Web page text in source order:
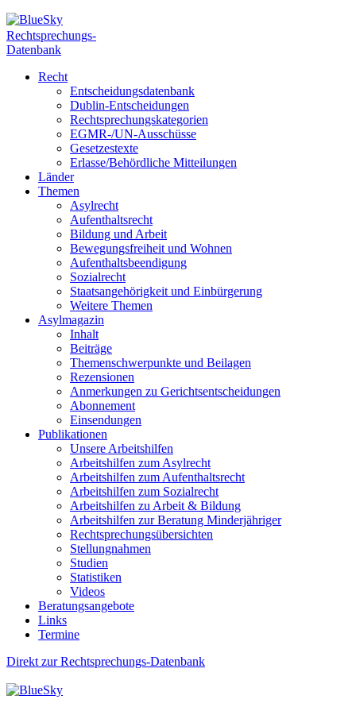
Rechtsprechungs-
Datenbank
Recht
Entscheidungsdatenbank
Dublin-Entscheidungen
Rechtsprechungskategorien
EGMR-/UN-Ausschüsse
Gesetzestexte
Erlasse/Behördliche Mitteilungen
Länder
Themen
Asylrecht
Aufenthaltsrecht
Bildung und Arbeit
Bewegungsfreiheit und Wohnen
Aufenthaltsbeendigung
Sozialrecht
Staatsangehörigkeit und Einbürgerung
Weitere Themen
Asylmagazin
Inhalt
Beiträge
Themenschwerpunkte und Beilagen
Rezensionen
Anmerkungen zu Gerichtsentscheidungen
Abonnement
Einsendungen
Publikationen
Unsere Arbeitshilfen
Arbeitshilfen zum Asylrecht
Arbeitshilfen zum Aufenthaltsrecht
Arbeitshilfen zum Sozialrecht
Arbeitshilfen zu Arbeit & Bildung
Arbeitshilfen zur Beratung Minderjähriger
Rechtsprechungsübersichten
Stellungnahmen
Studien
Statistiken
Videos
Beratungsangebote
Links
Termine
Direkt zur Rechtsprechungs-Datenbank